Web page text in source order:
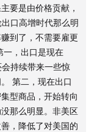
要是由价格贡献，
口高增时代那么明
到了，不需要雇更
一，出口是现在
持续带来一些惊
第二，现在出口
型商品，开始转向
那么明显。非美区
，降低了对美国的